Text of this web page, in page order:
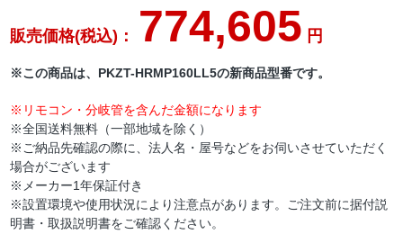
販売価格(税込)： 774,605 円
※この商品は、PKZT-HRMP160LL5の新商品型番です。
※リモコン・分岐管を含んだ金額になります
※全国送料無料（一部地域を除く）
※ご納品先確認の際に、法人名・屋号などをお伺いさせていただく
場合がございます
※メーカー1年保証付き
※設置環境や使用状況により注意点があります。ご注文前に据付説
明書・取扱説明書をご確認ください。